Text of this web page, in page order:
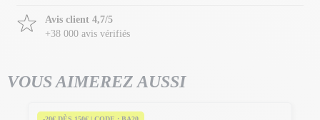
Avis client 4,7/5
+38 000 avis vérifiés
VOUS AIMEREZ AUSSI